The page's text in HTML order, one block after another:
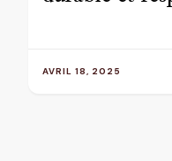
AVRIL 18, 2025